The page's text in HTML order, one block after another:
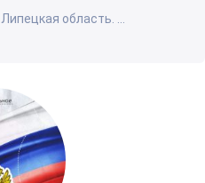
область. ...